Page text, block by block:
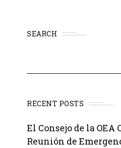
SEARCH
RECENT POSTS
El Consejo de la OEA
Reunión de